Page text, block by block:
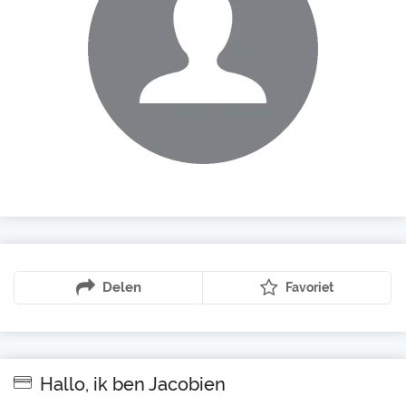
Delen Favoriet
Hallo, ik ben Jacobien